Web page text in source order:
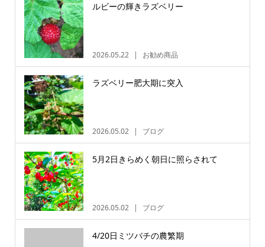
ルビーの輝きラズベリー
2026.05.22 お勧め商品
ラズベリー肥大期に突入
2026.05.02 ブログ
5月2日きらめく朝日に照らされて
2026.05.02 ブログ
4/20日ミツバチの農繁期